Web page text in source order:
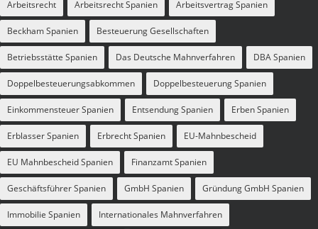
Arbeitsrecht Arbeitsrecht Spanien Arbeitsvertrag Spanien
Beckham Spanien Besteuerung Gesellschaften
Betriebsstätte Spanien Das Deutsche Mahnverfahren DBA Spanien
Doppelbesteuerungsabkommen Doppelbesteuerung Spanien
Einkommensteuer Spanien Entsendung Spanien Erben Spanien
Erblasser Spanien Erbrecht Spanien EU-Mahnbescheid
EU Mahnbescheid Spanien Finanzamt Spanien
Geschäftsführer Spanien GmbH Spanien Gründung GmbH Spanien
Immobilie Spanien Internationales Mahnverfahren